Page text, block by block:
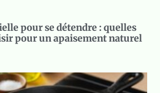
pour se détendre : quelles
pour un apaisement naturel